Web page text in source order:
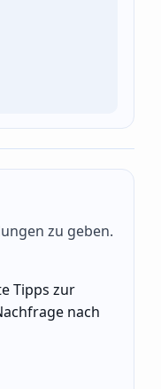
zu geben.
Tipps zur
nach